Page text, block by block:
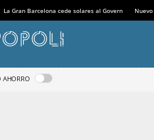
La Gran Barcelona cede solares al Govern
AHORRO